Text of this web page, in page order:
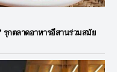
กตลาดอาหารอีสานร่วมสมัย